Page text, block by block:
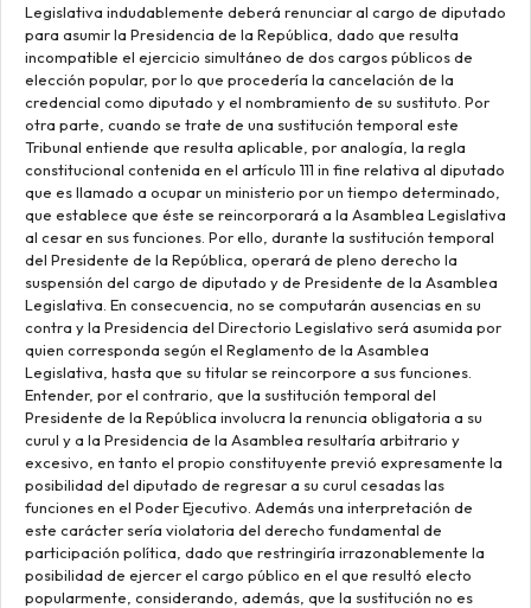
Legislativa indudablemente deberá renunciar al cargo de diputado
para asumir la Presidencia de la República, dado que resulta
incompatible el ejercicio simultáneo de dos cargos públicos de
elección popular, por lo que procedería la cancelación de la
credencial como diputado y el nombramiento de su sustituto. Por
otra parte, cuando se trate de una sustitución temporal este
Tribunal entiende que resulta aplicable, por analogía, la regla
constitucional contenida en el artículo 111 in fine relativa al diputado
que es llamado a ocupar un ministerio por un tiempo determinado,
que establece que éste se reincorporará a la Asamblea Legislativa
al cesar en sus funciones. Por ello, durante la sustitución temporal
del Presidente de la República, operará de pleno derecho la
suspensión del cargo de diputado y de Presidente de la Asamblea
Legislativa. En consecuencia, no se computarán ausencias en su
contra y la Presidencia del Directorio Legislativo será asumida por
quien corresponda según el Reglamento de la Asamblea
Legislativa, hasta que su titular se reincorpore a sus funciones.
Entender, por el contrario, que la sustitución temporal del
Presidente de la República involucra la renuncia obligatoria a su
curul y a la Presidencia de la Asamblea resultaría arbitrario y
excesivo, en tanto el propio constituyente previó expresamente la
posibilidad del diputado de regresar a su curul cesadas las
funciones en el Poder Ejecutivo. Además una interpretación de
este carácter sería violatoria del derecho fundamental de
participación política, dado que restringiría irrazonablemente la
posibilidad de ejercer el cargo público en el que resultó electo
popularmente, considerando, además, que la sustitución no es